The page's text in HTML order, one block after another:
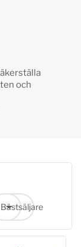
och
efter:
Bästsäljare